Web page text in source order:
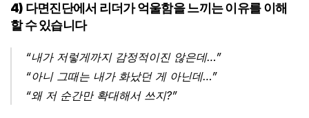
4) 다면진단에서 리더가 억울함을 느끼는 이유를 이해
할 수 있습니다
“내가 저렇게까지 감정적이진 않은데…”
“아니 그때는 내가 화났던 게 아닌데…”
“왜 저 순간만 확대해서 쓰지?”